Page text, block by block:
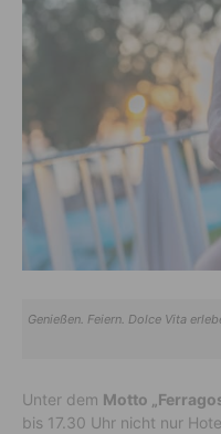
Genießen. Feiern. Dolce Vita
Unter dem Motto
bis 17.30 Uhr nicht nur